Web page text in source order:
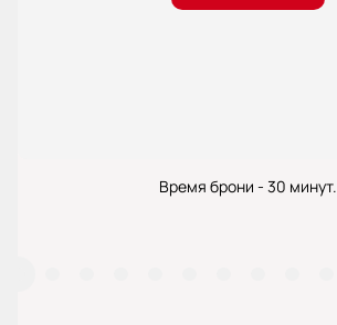
Время брони - 30 минут.